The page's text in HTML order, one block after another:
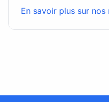
En savoir plus sur